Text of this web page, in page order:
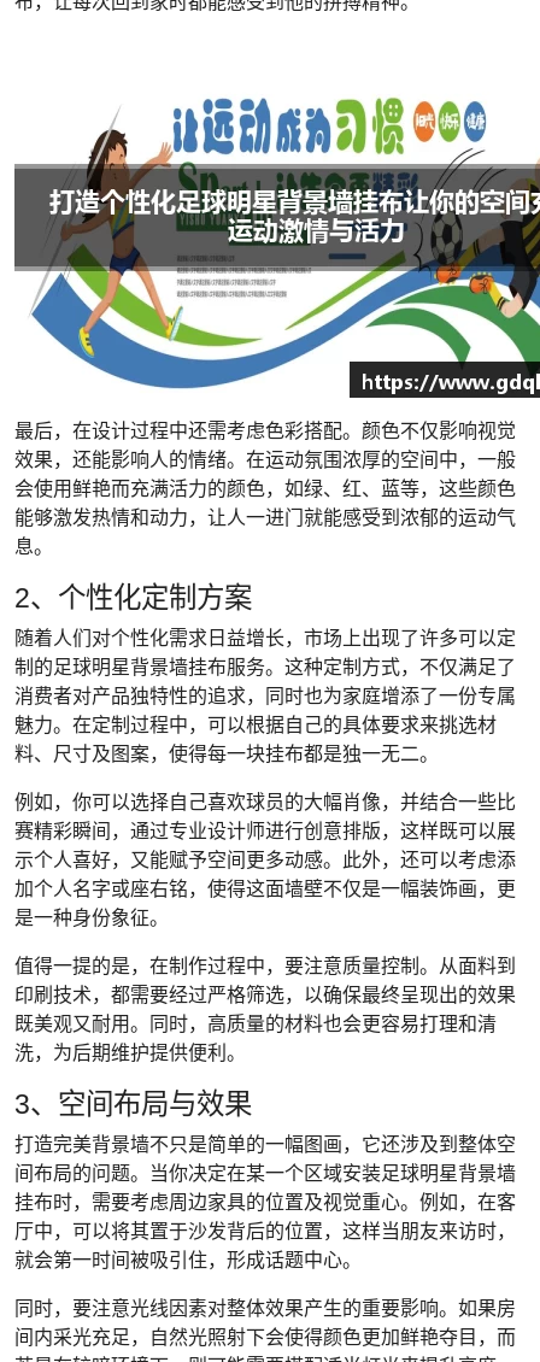
最后，在设计过程中还需考虑色彩搭配。颜色不仅影响视觉
效果，还能影响人的情绪。在运动氛围浓厚的空间中，一般
会使用鲜艳而充满活力的颜色，如绿、红、蓝等，这些颜色
能够激发热情和动力，让人一进门就能感受到浓郁的运动气
息。
2、个性化定制方案
随着人们对个性化需求日益增长，市场上出现了许多可以定
制的足球明星背景墙挂布服务。这种定制方式，不仅满足了
消费者对产品独特性的追求，同时也为家庭增添了一份专属
魅力。在定制过程中，可以根据自己的具体要求来挑选材
料、尺寸及图案，使得每一块挂布都是独一无二。
例如，你可以选择自己喜欢球员的大幅肖像，并结合一些比
赛精彩瞬间，通过专业设计师进行创意排版，这样既可以展
示个人喜好，又能赋予空间更多动感。此外，还可以考虑添
加个人名字或座右铭，使得这面墙壁不仅是一幅装饰画，更
是一种身份象征。
值得一提的是，在制作过程中，要注意质量控制。从面料到
印刷技术，都需要经过严格筛选，以确保最终呈现出的效果
既美观又耐用。同时，高质量的材料也会更容易打理和清
洗，为后期维护提供便利。
3、空间布局与效果
打造完美背景墙不只是简单的一幅图画，它还涉及到整体空
间布局的问题。当你决定在某一个区域安装足球明星背景墙
挂布时，需要考虑周边家具的位置及视觉重心。例如，在客
厅中，可以将其置于沙发背后的位置，这样当朋友来访时，
就会第一时间被吸引住，形成话题中心。
同时，要注意光线因素对整体效果产生的重要影响。如果房
间内采光充足，自然光照射下会使得颜色更加鲜艳夺目，而